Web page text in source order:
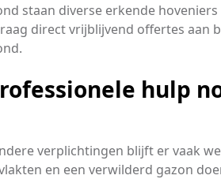
staan diverse erkende
direct vrijblijvend offertes aan
hulp
verplichtingen blijft er vaak
en een verwilderd gazon